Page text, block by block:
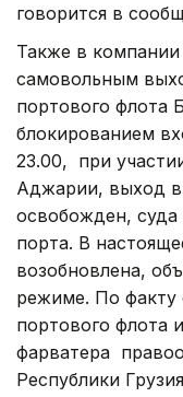
говорится в
Также в
самовольным
портового флота
блокированием
23.00, при
Аджарии, выход
освобожден,
порта. В
возобновлена,
режиме. По факту
портового флота
фарватера
Республики